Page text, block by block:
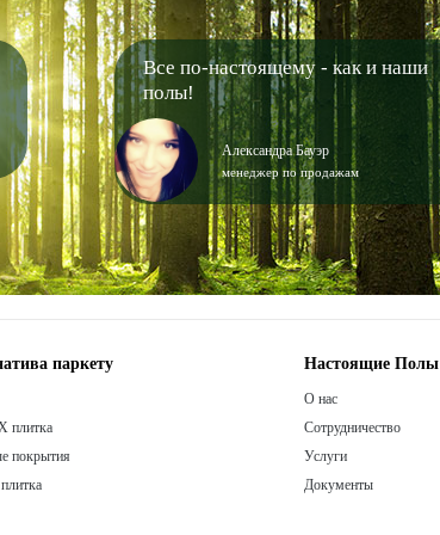
Все по-настоящему - как и наши
полы!
Александра Бауэр
менеджер по продажам
паркету
плитка
покрытия
Настоящие Полы
О нас
Сотрудничество
Услуги
Документы